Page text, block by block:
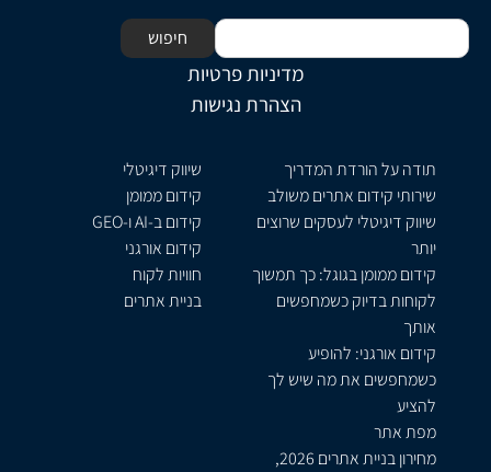
חיפוש
מדיניות פרטיות
הצהרת נגישות
תודה על הורדת המדריך
שירותי קידום אתרים משולב
שיווק דיגיטלי לעסקים שרוצים
יותר
קידום ממומן בגוגל: כך תמשוך
לקוחות בדיוק כשמחפשים
אותך
קידום אורגני: להופיע
כשמחפשים את מה שיש לך
להציע
מפת אתר
מחירון בניית אתרים 2026,
שיווק דיגיטלי
קידום ממומן
קידום ב-AI ו-GEO
קידום אורגני
חוויות לקוח
בניית אתרים